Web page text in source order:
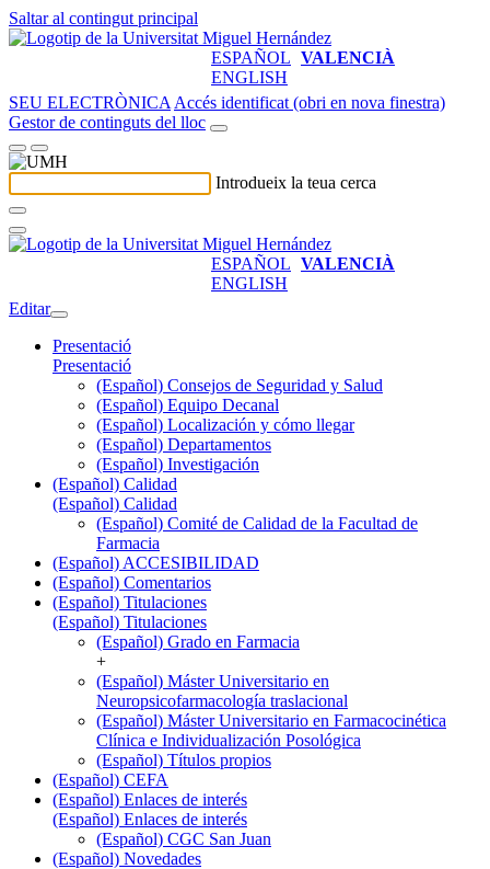
Saltar al contingut principal
ESPAÑOL VALENCIÀ
ENGLISH
SEU ELECTRÒNICA Accés identificat (obri en nova finestra)
Gestor de continguts del lloc
Introdueix la teua cerca
ESPAÑOL VALENCIÀ
ENGLISH
Editar
Presentació
Presentació
(Español) Consejos de Seguridad y Salud
(Español) Equipo Decanal
(Español) Localización y cómo llegar
(Español) Departamentos
(Español) Investigación
(Español) Calidad
(Español) Calidad
(Español) Comité de Calidad de la Facultad de
Farmacia
(Español) ACCESIBILIDAD
(Español) Comentarios
(Español) Titulaciones
(Español) Titulaciones
(Español) Grado en Farmacia
+
(Español) Máster Universitario en
Neuropsicofarmacología traslacional
(Español) Máster Universitario en Farmacocinética
Clínica e Individualización Posológica
(Español) Títulos propios
(Español) CEFA
(Español) Enlaces de interés
(Español) Enlaces de interés
(Español) CGC San Juan
(Español) Novedades